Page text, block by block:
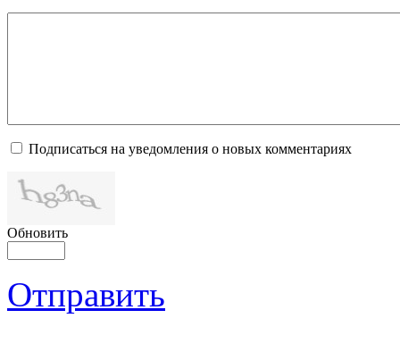
Подписаться на уведомления о новых комментариях
Обновить
Отправить